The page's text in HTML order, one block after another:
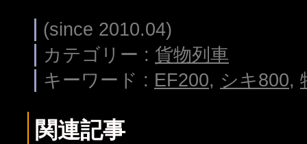
(since 2010.04)
カテゴリー : 貨物列車
キーワード : EF200, シキ800,
関連記事